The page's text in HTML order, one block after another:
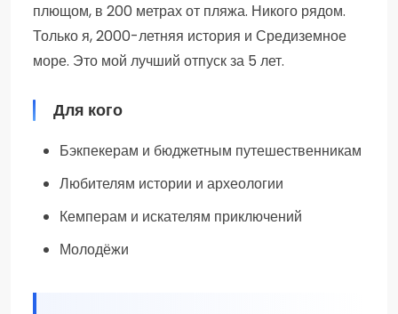
плющом, в 200 метрах от пляжа. Никого рядом.
Только я, 2000-летняя история и Средиземное
море. Это мой лучший отпуск за 5 лет.
Для кого
Бэкпекерам и бюджетным путешественникам
Любителям истории и археологии
Кемперам и искателям приключений
Молодёжи